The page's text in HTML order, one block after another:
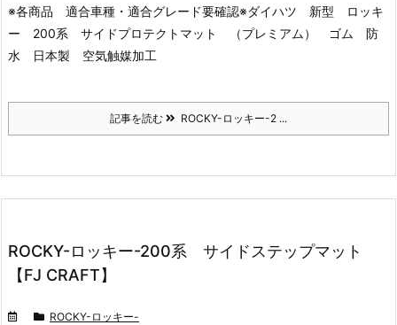
※各商品 適合車種・適合グレード要確認※ダイハツ 新型 ロッキ
ー 200系 サイドプロテクトマット （プレミアム） ゴム 防
水 日本製 空気触媒加工
記事を読む ROCKY-ロッキー-2 ...
ROCKY-ロッキー-200系 サイドステップマット
【FJ CRAFT】
ROCKY-ロッキー-